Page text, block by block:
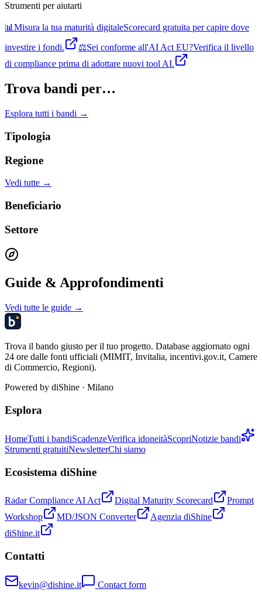
Strumenti per aiutarti
📊Misura la tua maturità digitaleScorecard gratuita per capire dove
investire i fondi.
⚖️Sei conforme all'AI Act EU?Verifica il livello
di compliance prima di adottare nuovi tool AI.
Trova bandi per…
Esplora tutti i bandi →
Tipologia
Regione
Vedi tutte →
Beneficiario
Settore
Guide & Approfondimenti
Vedi tutte le guide →
Trova il bando giusto per il tuo progetto. Database aggiornato ogni
24 ore dalle fonti ufficiali (MIMIT, Invitalia, incentivi.gov.it, Camere
di Commercio, Regioni).
Powered by diShine · Milano
Esplora
HomeTutti i bandiScadenzeVerifica idoneitàScopriNotizie bandi
Strumenti gratuitiNewsletterChi siamo
Ecosistema diShine
Radar Compliance AI Act Digital Maturity Scorecard
Prompt
Workshop
MD/JSON Converter
Agenzia diShine
diShine.it
Contatti
kevin@dishine.it Contact form